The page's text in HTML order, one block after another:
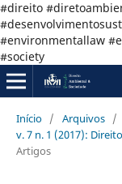
#direito
#environmentallaw
#society
Início / Arquivos /
v. 7 n. 1 (2017):
Artigos